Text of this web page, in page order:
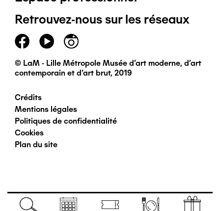
Navigation
de
page
principal
Retrouvez-nous sur les réseaux
© LaM - Lille Métropole Musée d'art moderne, d'art
contemporain et d'art brut, 2019
Pied
de
page
Crédits
Mentions légales
Politiques de confidentialité
Cookies
Plan du site